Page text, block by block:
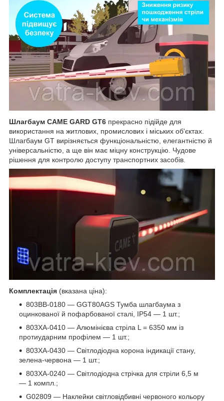
Шлагбаум CAME GARD GT6 прекрасно підійде для
використання на житлових, промислових і міських об'єктах.
Шлагбаум GT вирізняється функціональністю, елегантністю й
універсальністю, а ще він має міцну конструкцію. Чудове
рішення для контролю доступу транспортних засобів.
Комплектація (вказана ціна):
803BB-0180 — GGT80AGS Тумба шлагбаума з
оцинкованої й пофарбованої сталі, IP54 — 1 шт.;
803XA-0410 — Алюмінієва стріла L = 6350 мм із
протиударним профілем — 1 шт.;
803XA-0430 — Світлодіодна корона індикації стану,
зелена-червона — 1 шт.;
803XA-0240 — Світлодіодна стрічка для стріли 6,5 м
— 1 компл.;
G02809 — Наклейки світловідбивні червоного кольору